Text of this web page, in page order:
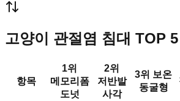
고양이 관절염 침대 TOP
항목
1위
메모리폼
도넛
2위
저반발
사각
3위 보온
동굴형